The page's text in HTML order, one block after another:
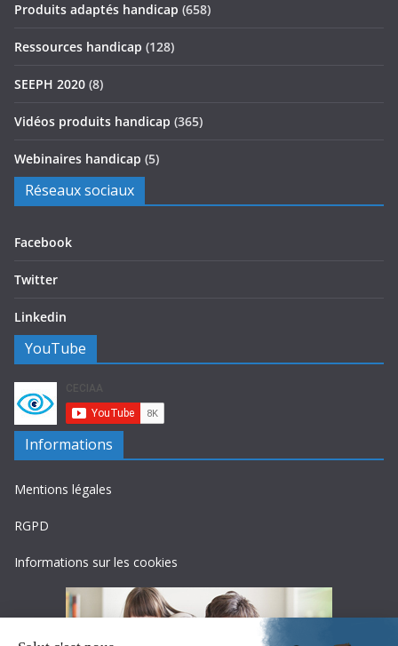
Produits adaptés handicap (658)
Ressources handicap (128)
SEEPH 2020 (8)
Vidéos produits handicap (365)
Webinaires handicap (5)
Réseaux sociaux
Facebook
Twitter
Linkedin
YouTube
Informations
Mentions légales
RGPD
Informations sur les cookies